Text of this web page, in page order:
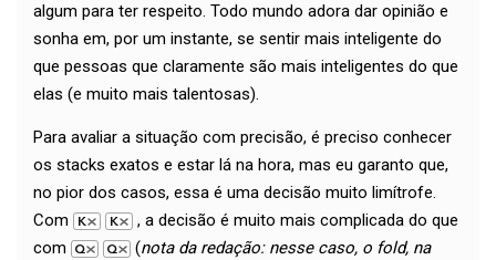
algum para ter respeito. Todo mundo adora dar opinião e
sonha em, por um instante, se sentir mais inteligente do
que pessoas que claramente são mais inteligentes do que
elas (e muito mais talentosas).
Para avaliar a situação com precisão, é preciso conhecer
os stacks exatos e estar lá na hora, mas eu garanto que,
no pior dos casos, essa é uma decisão muito limítrofe.
Com
, a decisão é muito mais complicada do que
com
(nota da redação: nesse caso, o fold, na